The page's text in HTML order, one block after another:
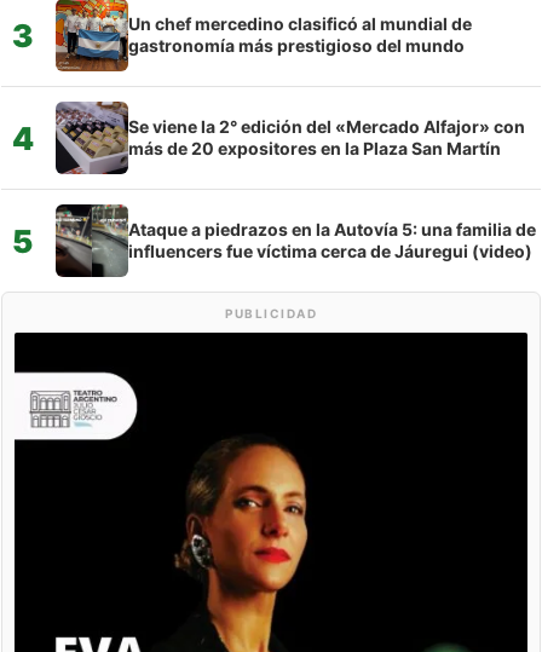
3
Un chef mercedino clasificó al mundial de
gastronomía más prestigioso del mundo
4
Se viene la 2° edición del «Mercado Alfajor» con
más de 20 expositores en la Plaza San Martín
5
Ataque a piedrazos en la Autovía 5: una familia de
influencers fue víctima cerca de Jáuregui (video)
PUBLICIDAD